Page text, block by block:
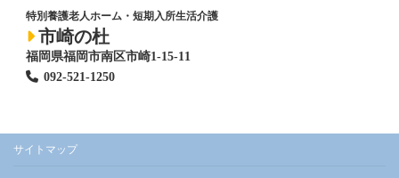
特別養護老人ホーム ・短期入所生活介護
市崎の杜
福岡県福岡市南区市崎1-15-11
092-521-1250
サイトマップ